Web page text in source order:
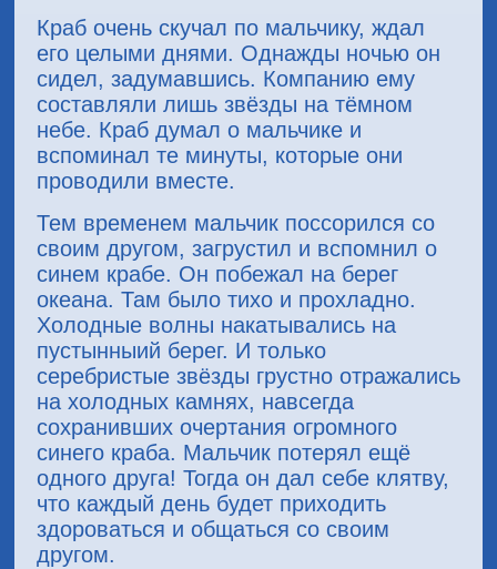
Краб очень скучал по мальчику, ждал
его целыми днями. Однажды ночью он
сидел, задумавшись. Компанию ему
составляли лишь звёзды на тёмном
небе. Краб думал о мальчике и
вспоминал те минуты, которые они
проводили вместе.
Тем временем мальчик поссорился со
своим другом, загрустил и вспомнил о
синем крабе. Он побежал на берег
океана. Там было тихо и прохладно.
Холодные волны накатывались на
пустынныий берег. И только
серебристые звёзды грустно отражались
на холодных камнях, навсегда
сохранивших очертания огромного
синего краба. Мальчик потерял ещё
одного друга! Тогда он дал себе клятву,
что каждый день будет приходить
здороваться и общаться со своим
другом.